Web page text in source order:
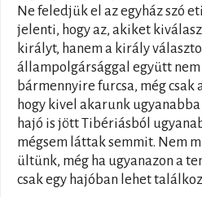
Ne feledjük el az egyház szó
jelenti, hogy az, akiket
királyt, hanem a király
állampolgársággal együtt
bármennyire furcsa, még csak
hogy kivel akarunk
hajó is jött Tibériásból
mégsem láttak semmit. Nem
ültünk, még ha ugyanazon a
csak egy hajóban lehet